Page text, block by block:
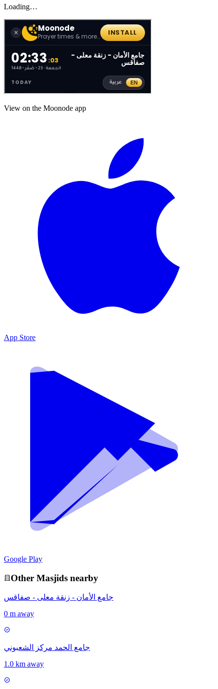
Loading…
View on the Moonode app
App Store
Google Play
Other Masjids nearby
جامع الأمان - زنقة معلى - صفاقس
0 m away
جامع الحمد مركز الشعبوني
1.0 km away